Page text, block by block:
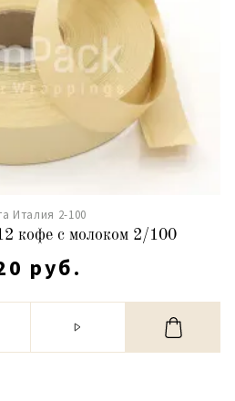
Италия 2-100
кофе с молоком 2/100
руб.